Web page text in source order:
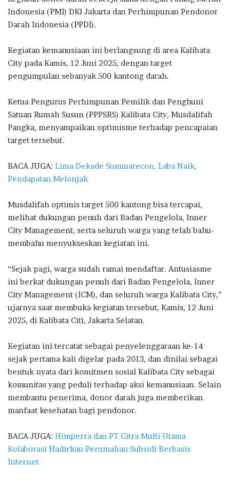
o
k
p
p
m
Indonesia (PMI) DKI Jakarta dan Perhimpunan Pendonor
Darah Indonesia (PPDI).
Kegiatan kemanusiaan ini berlangsung di area Kalibata
City pada Kamis, 12 Juni 2025, dengan target
pengumpulan sebanyak 500 kantong darah.
Ketua Pengurus Perhimpunan Pemilik dan Penghuni
Satuan Rumah Susun (PPPSRS) Kalibata City, Musdalifah
Pangka, menyampaikan optimisme terhadap pencapaian
target tersebut.
BACA JUGA: Lima Dekade Summarecon, Laba Naik,
Pendapatan Melonjak
Musdalifah optimis target 500 kantong bisa tercapai,
melihat dukungan penuh dari Badan Pengelola, Inner
City Management, serta seluruh warga yang telah bahu-
membahu menyukseskan kegiatan ini.
“Sejak pagi, warga sudah ramai mendaftar. Antusiasme
ini berkat dukungan penuh dari Badan Pengelola, Inner
City Management (ICM), dan seluruh warga Kalibata City,”
ujarnya saat membuka kegiatan tersebut, Kamis, 12 Juni
2025, di Kalibata Citi, Jakarta Selatan.
Kegiatan ini tercatat sebagai penyelenggaraan ke-14
sejak pertama kali digelar pada 2013, dan dinilai sebagai
bentuk nyata dari komitmen sosial Kalibata City sebagai
komunitas yang peduli terhadap aksi kemanusiaan. Selain
membantu penerima, donor darah juga memberikan
manfaat kesehatan bagi pendonor.
BACA JUGA: Himperra dan PT Citra Multi Utama
Kolaborasi Hadirkan Perumahan Subsidi Berbasis
Internet